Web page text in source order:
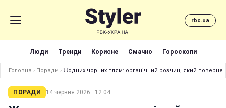
rbc.ua
Люди Тренди Корисне Смачно Гороскопи
Головна › Поради › Жодних чорних плям: органічний розчин, який
ПОРАДИ 14 червня 2026 · 12:04